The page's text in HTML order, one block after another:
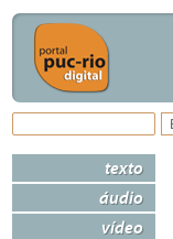
texto
áudio
vídeo